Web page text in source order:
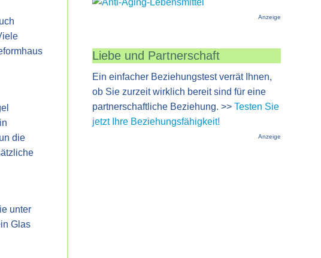
die
unter
Glas
Anzeige
Liebe und Partnerschaft
Ein einfacher Beziehungstest verrät Ihnen,
ob Sie zurzeit wirklich bereit sind für eine
partnerschaftliche Beziehung. >> Testen Sie
jetzt Ihre Beziehungsfähigkeit!
Anzeige